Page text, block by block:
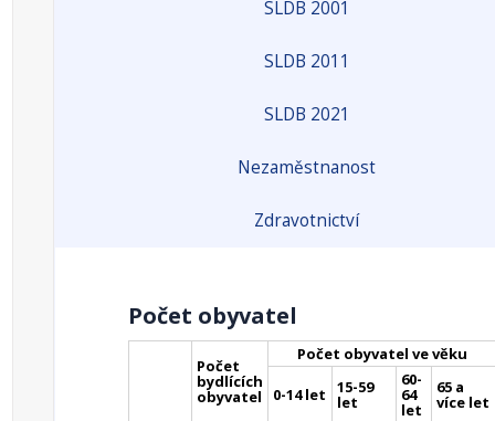
SLDB 2001
SLDB 2011
SLDB 2021
Nezaměstnanost
Zdravotnictví
Počet obyvatel
Počet
bydlících
obyvatel
Počet obyvatel ve věku
0-14 let 15-59
let
60-
64
let
65 a
více let